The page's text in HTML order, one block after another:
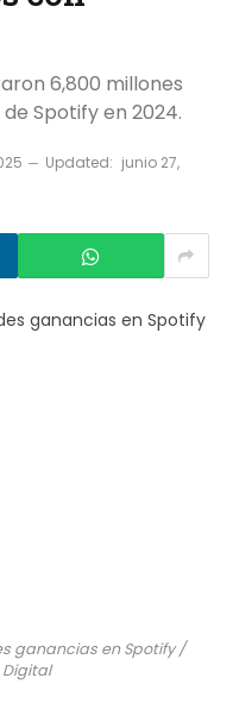
6,800 millones
Spotify en 2024.
Updated: junio 27,
ganancias en Spotify /